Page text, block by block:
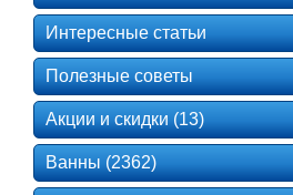
Интересные статьи
Полезные советы
Акции и скидки (13)
Ванны (2362)